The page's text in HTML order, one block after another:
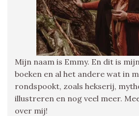
Mijn naam is Emmy. En dit is
boeken en al het andere wat in
rondspookt, zoals hekserij,
illustreren en nog veel meer.
over mij!